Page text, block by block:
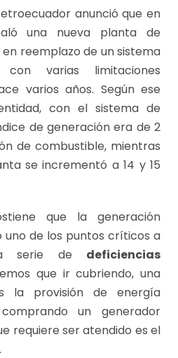
anunció que en
una nueva planta de
reemplazo de un sistema
varias limitaciones
varios años. Según ese
con el sistema de
de generación era de 2
de combustible, mientras
se incrementó a 14 y 15
que la generación
uno de los puntos críticos a
serie de deficiencias
que ir cubriendo, una
la provisión de energía
un generador
requiere ser atendido es el